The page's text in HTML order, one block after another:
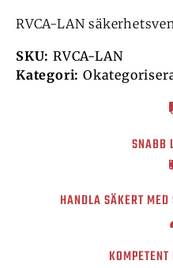
RVCA-LAN
SKU: RVCA-LAN
Kategori:
SNABB
HANDLA SÄKERT